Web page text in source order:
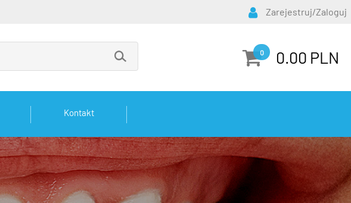
Zarejestruj/Zaloguj
0 0.00 PLN
Kontakt